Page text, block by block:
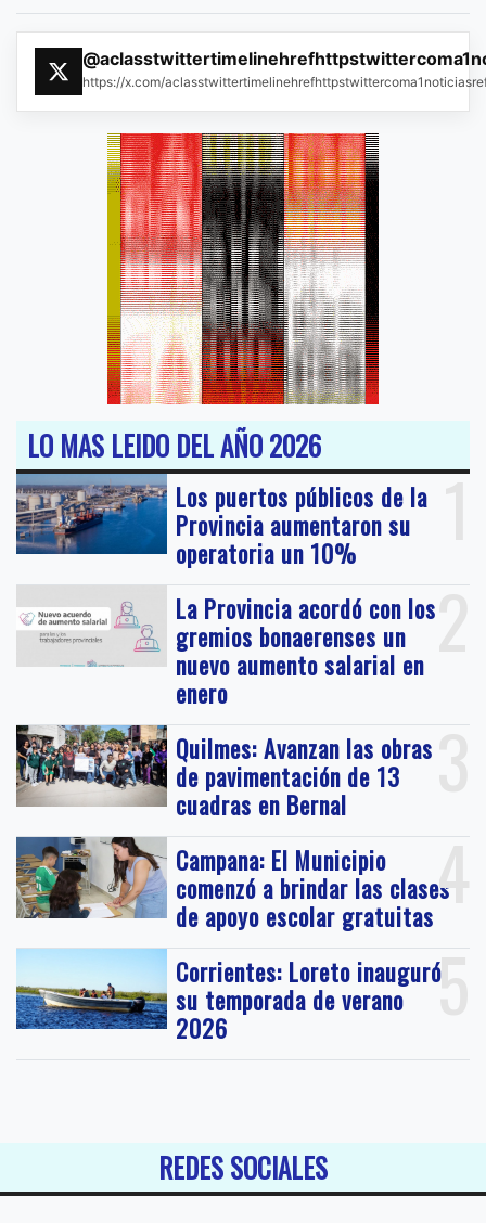
https://x.com/
LO MAS LEIDO DEL AÑO 2026
1
Los puertos públicos de la
Provincia aumentaron su
operatoria un 10%
2
La Provincia acordó con los
gremios bonaerenses un
nuevo aumento salarial en
enero
3
Quilmes: Avanzan las obras
de pavimentación de 13
cuadras en Bernal
4
Campana: El Municipio
comenzó a brindar las clases
de apoyo escolar gratuitas
5
Corrientes: Loreto inauguró
su temporada de verano
2026
REDES SOCIALES